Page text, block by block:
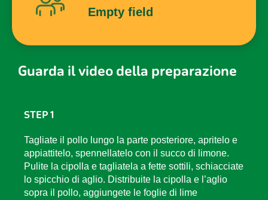
Empty field
STEP 1
Tagliate il pollo lungo la parte posteriore, apritelo e
appiattitelo, spennellatelo con il succo di limone.
Pulite la cipolla e tagliatela a fette sottili, schiacciate
lo spicchio di aglio. Distribuite la cipolla e l’aglio
sopra il pollo, aggiungete le foglie di lime
Guarda il video della preparazione